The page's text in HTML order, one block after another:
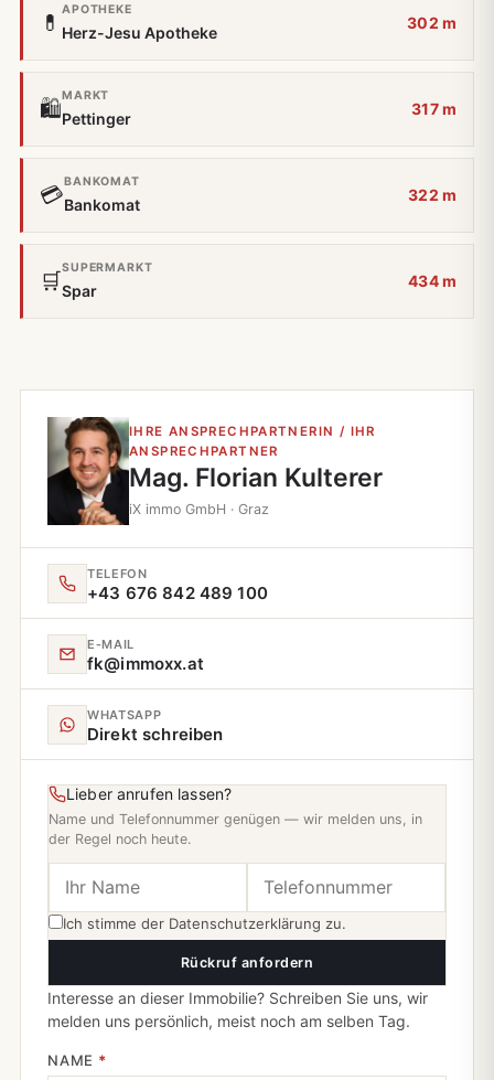
💊
APOTHEKE
Herz-Jesu Apotheke
302 m
🛍️
MARKT
Pettinger
317 m
💳
BANKOMAT
Bankomat
322 m
🛒
SUPERMARKT
Spar
434 m
IHRE ANSPRECHPARTNERIN / IHR
ANSPRECHPARTNER
Mag. Florian Kulterer
iX immo GmbH · Graz
TELEFON
+43 676 842 489 100
E‑MAIL
fk@immoxx.at
WHATSAPP
Direkt schreiben
Lieber anrufen lassen?
Name und Telefonnummer genügen — wir melden uns, in
der Regel noch heute.
Ich stimme der Datenschutzerklärung zu.
Rückruf anfordern
Interesse an dieser Immobilie? Schreiben Sie uns, wir
melden uns persönlich, meist noch am selben Tag.
NAME *